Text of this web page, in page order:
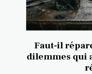
Faut-il
dilemmes qui